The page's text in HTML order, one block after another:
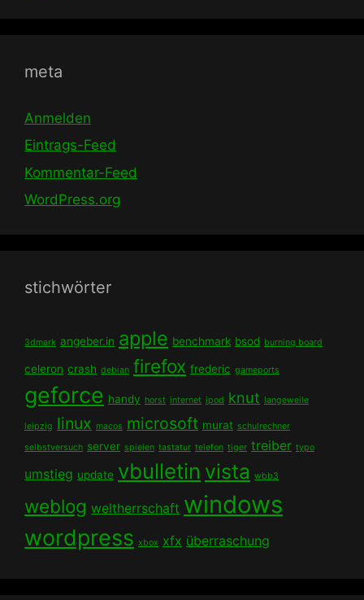
meta
Anmelden
Eintrags-Feed
Kommentar-Feed
WordPress.org
stichwörter
3dmark angeber.in apple benchmark bsod burning board
celeron crash debian firefox frederic gameports
geforce handy horst internet ipod knut langeweile
leipzig linux macos microsoft murat schulrechner
selbstversuch server spielen tastatur telefon tiger treiber typo
umstieg update vbulletin vista wbb3
weblog weltherrschaft windows
wordpress xbox xfx überraschung